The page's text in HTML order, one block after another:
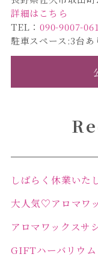
詳細はこちら
TEL：090-9007-
駐車スペース:3台あ
しばらく休業いた